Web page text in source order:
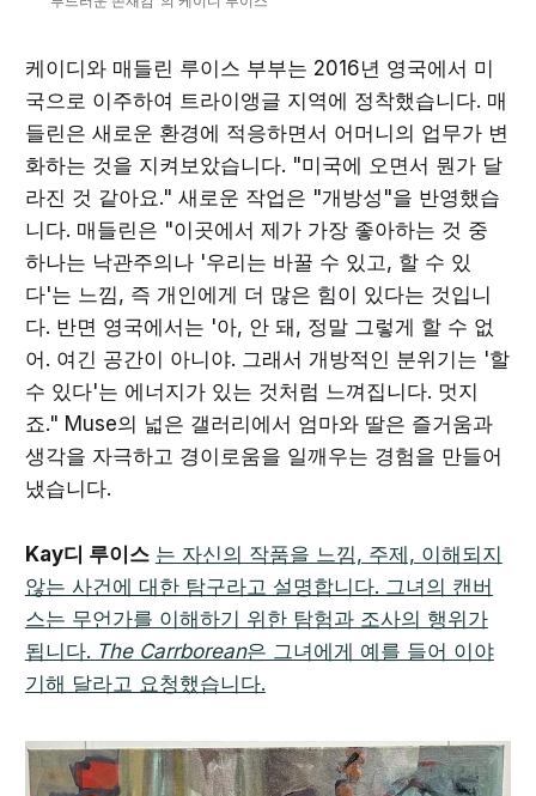
케이디와 매들린 루이스 부부는 2016년 영국에서 미
국으로 이주하여 트라이앵글 지역에 정착했습니다. 매
들린은 새로운 환경에 적응하면서 어머니의 업무가 변
화하는 것을 지켜보았습니다. "미국에 오면서 뭔가 달
라진 것 같아요." 새로운 작업은 "개방성"을 반영했습
니다. 매들린은 "이곳에서 제가 가장 좋아하는 것 중
하나는 낙관주의나 '우리는 바꿀 수 있고, 할 수 있
다'는 느낌, 즉 개인에게 더 많은 힘이 있다는 것입니
다. 반면 영국에서는 '아, 안 돼, 정말 그렇게 할 수 없
어. 여긴 공간이 아니야. 그래서 개방적인 분위기는 '할
수 있다'는 에너지가 있는 것처럼 느껴집니다. 멋지
죠." Muse의 넓은 갤러리에서 엄마와 딸은 즐거움과
생각을 자극하고 경이로움을 일깨우는 경험을 만들어
냈습니다.
Kay디 루이스 는 자신의 작품을 느낌, 주제, 이해되지
않는 사건에 대한 탐구라고 설명합니다. 그녀의 캔버
스는 무언가를 이해하기 위한 탐험과 조사의 행위가
됩니다. The Carrborean은 그녀에게 예를 들어 이야
기해 달라고 요청했습니다.